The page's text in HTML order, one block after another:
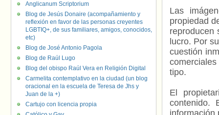
Las
propiedad
reproducen
lucro. Por
cuestión
tipo.
El
contenido.
información
Anglicanum Scriptorium
Blog de Jesús Donaire (acompañamiento y
reflexión en favor de las personas creyentes
LGBTIQ+, de sus familiares, amigos, conocidos,
etc)
Blog de José Antonio Pagola
Blog de Raúl Lugo
Blog del obispo Raúl Vera en Religión Digital
Carmelita contemplativo en la ciudad (un blog
oracional en la escuela de Teresa de Jhs y
Juan de la +)
Cartujo con licencia propia